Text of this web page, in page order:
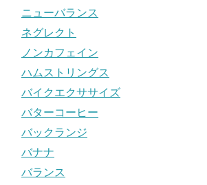
ニューバランス
ネグレクト
ノンカフェイン
ハムストリングス
バイクエクササイズ
バターコーヒー
バックランジ
バナナ
バランス